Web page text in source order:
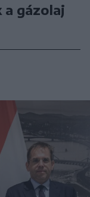
gázolaj